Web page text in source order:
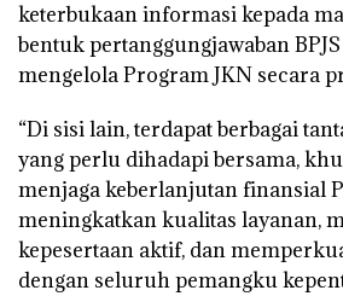
keterbukaan informasi kepada
bentuk pertanggungjawaban
mengelola Program JKN secara
“Di sisi lain, terdapat berbagai
yang perlu dihadapi bersama,
menjaga keberlanjutan finansial
meningkatkan kualitas layanan,
kepesertaan aktif, dan
dengan seluruh pemangku